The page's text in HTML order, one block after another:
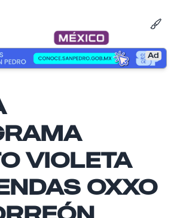
Ad
VIOLETA
OXXO